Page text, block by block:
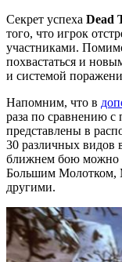
Секрет успеха Dead
того, что игрок
участниками.
похвастаться и
и системой
Напомним, что в
раза по сравнению с
представлены в
30 различных видов
ближнем бою можно
Большим Молотком,
другими.